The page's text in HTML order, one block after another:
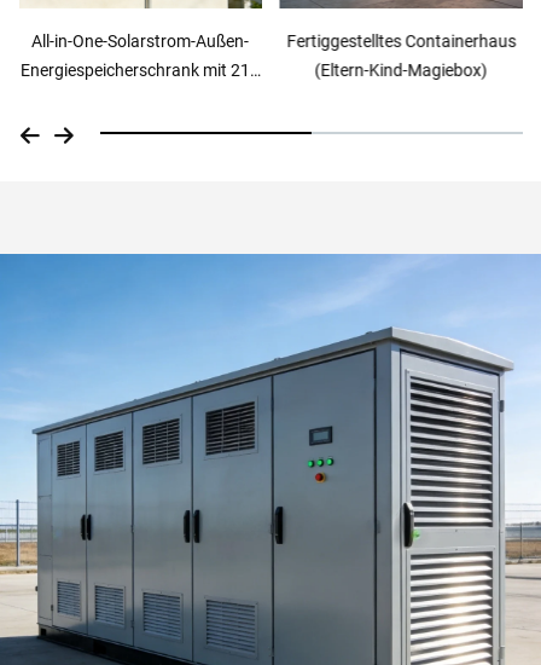
Fertiggestelltes Containerhaus
(Eltern-Kind-Magiebox)
Fertiggestelltes Containerhaus
(Luxusvilla)